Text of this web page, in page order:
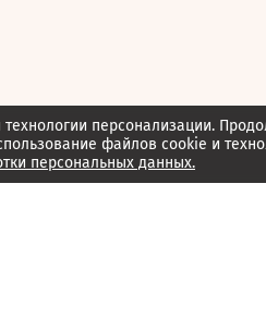
персонализации.
файлов cookie и
персональных данных.